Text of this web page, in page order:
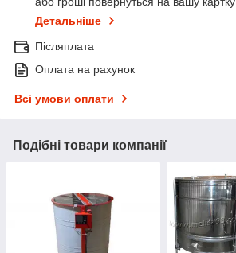
Детальніше
Післяплата
Оплата на рахунок
Всі умови оплати
Подібні товари компанії